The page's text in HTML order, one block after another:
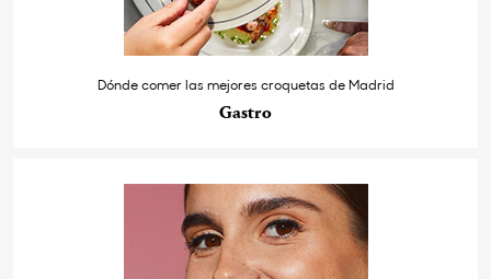
Dónde comer las mejores croquetas de Madrid
Gastro